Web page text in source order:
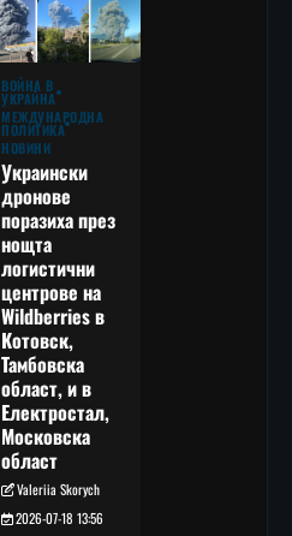
ВОЙНА В
УКРАЙНА
МЕЖДУНАРОДНА
ПОЛИТИКА
НОВИНИ
Украински
дронове
поразиха през
нощта
логистични
центрове на
Wildberries в
Котовск,
Тамбовска
област, и в
Електростал,
Московска
област
Valeriia Skorych
2026-07-18 13:56